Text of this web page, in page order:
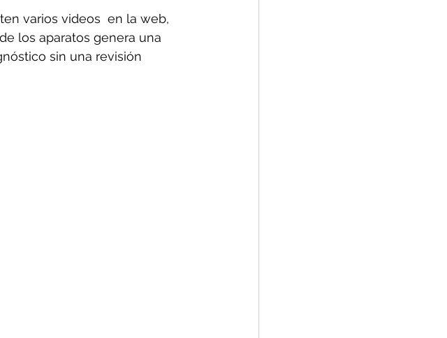
varios videos  en la web,
los aparatos genera una
sin una revisión